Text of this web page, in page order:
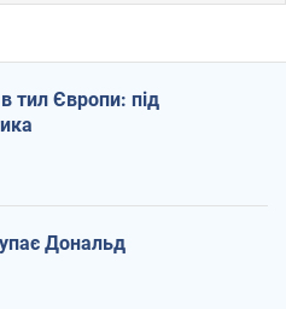
тил Європи: під
Дональд